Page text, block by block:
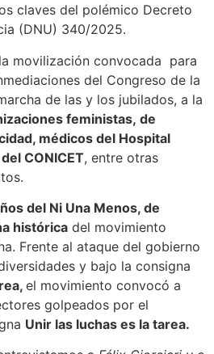
claves del polémico Decreto
(DNU) 340/2025.
movilización convocada para
del Congreso de la
de las y los jubilados, a la
feministas, de
médicos del Hospital
CONICET, entre otras
del Ni Una Menos, de
histórica del movimiento
Frente al ataque del gobierno
y bajo la consigna
el movimiento convocó a
golpeados por el
Unir las luchas es la tarea.